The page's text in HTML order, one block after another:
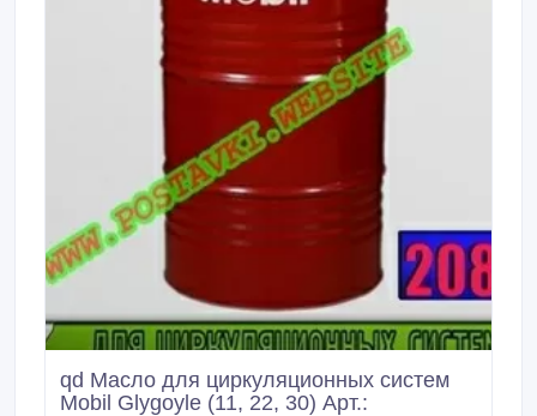
qd Масло для циркуляционных систем
Mobil Glygoyle (11, 22, 30) Арт.: